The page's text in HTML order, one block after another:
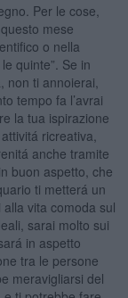
Per le cose,
mese
o nella
quinte”. Se in
ti annoierai,
tempo fa l’avrai
la tua ispirazione
ricreativa,
anche tramite
buon aspetto, che
ti metterá un
vita comoda sul
sarai molto sui
in aspetto
tra le persone
meravigliarsi del